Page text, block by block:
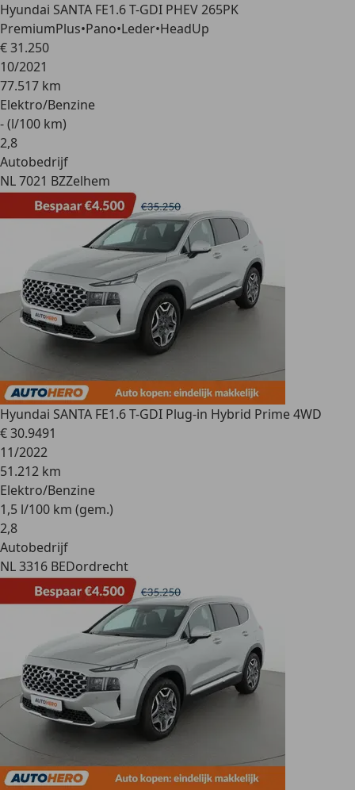
Hyundai SANTA FE1.6 T-GDI PHEV 265PK
PremiumPlus•Pano•Leder•HeadUp
€ 31.250
10/2021
77.517 km
Elektro/Benzine
- (l/100 km)
2,8
Autobedrijf
NL 7021 BZZelhem
Hyundai SANTA FE1.6 T-GDI Plug-in Hybrid Prime 4WD
€ 30.9491
11/2022
51.212 km
Elektro/Benzine
1,5 l/100 km (gem.)
2,8
Autobedrijf
NL 3316 BEDordrecht